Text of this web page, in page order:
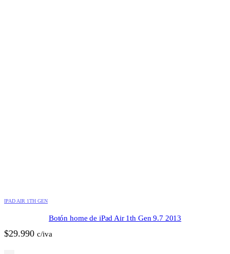
IPAD AIR 1TH GEN
Botón home de iPad Air 1th Gen 9.7 2013
$29.990 c/iva